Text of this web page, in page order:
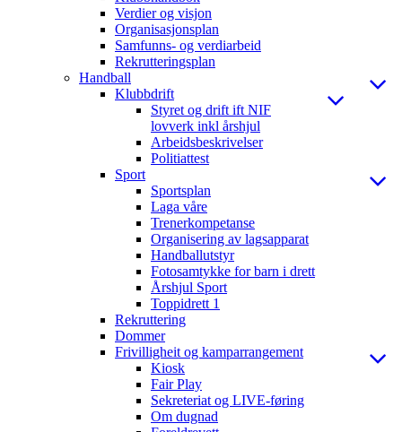
Verdier og visjon
Organisasjonsplan
Samfunns- og verdiarbeid
Rekrutteringsplan
Handball
Klubbdrift
Styret og drift ift NIF
lovverk inkl årshjul
Arbeidsbeskrivelser
Politiattest
Sport
Sportsplan
Laga våre
Trenerkompetanse
Organisering av lagsapparat
Handballutstyr
Fotosamtykke for barn i drett
Årshjul Sport
Toppidrett 1
Rekruttering
Dommer
Frivilligheit og kamparrangement
Kiosk
Fair Play
Sekreteriat og LIVE-føring
Om dugnad